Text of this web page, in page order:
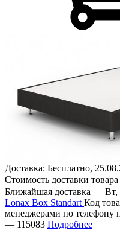
Доставка: Бесплатно,
Стоимость доставки
Ближайшая доставка — Вт,
Lonax Box Standart Код
менеджерами по телефону
— 115083 Подробнее